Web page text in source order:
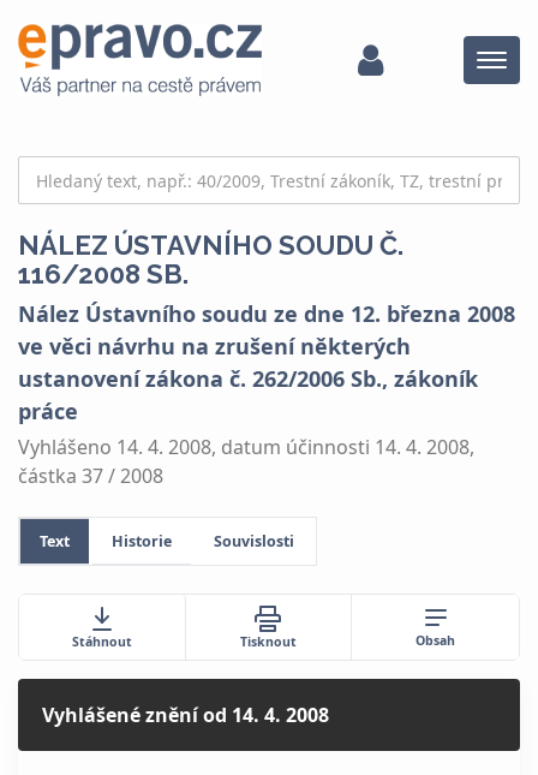
Menu
NÁLEZ ÚSTAVNÍHO SOUDU Č.
116/2008 SB.
Nález Ústavního soudu ze dne 12. března 2008
ve věci návrhu na zrušení některých
ustanovení zákona č. 262/2006 Sb., zákoník
práce
Vyhlášeno 14. 4. 2008, datum účinnosti 14. 4. 2008,
částka 37 / 2008
Text Historie Souvislosti
Stáhnout Tisknout Obsah
Vyhlášené zněníod 14. 4. 2008